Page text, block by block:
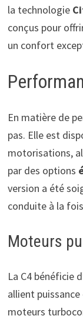
la technologie
conçus pour
un confort
En matière de
pas. Elle est
motorisations,
par des options
version a été
conduite à la
Moteurs
La C4 bénéficie
allient
moteurs